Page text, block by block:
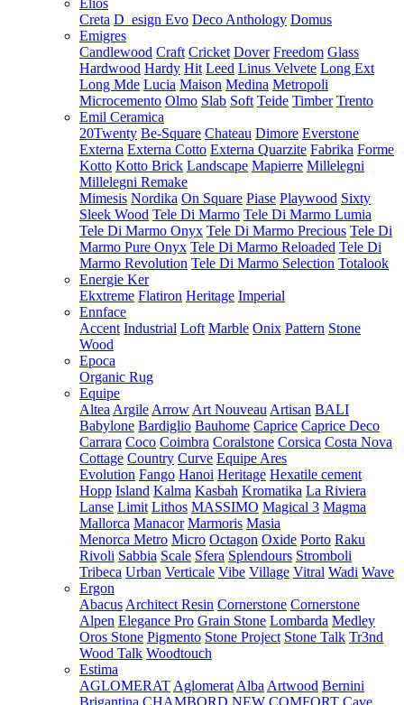
Elios
Creta D_esign Evo Deco Anthology Domus
Emigres
Candlewood Craft Cricket Dover Freedom Glass
Hardwood Hardy Hit Leed Linus Velvete Long Ext
Long Mde Lucia Maison Medina Metropoli
Microcemento Olmo Slab Soft Teide Timber Trento
Emil Ceramica
20Twenty Be-Square Chateau Dimore Everstone
Externa Externa Cotto Externa Quarzite Fabrika Forme
Kotto Kotto Brick Landscape Mapierre Millelegni
Millelegni Remake
Mimesis Nordika On Square Piase Playwood Sixty
Sleek Wood Tele Di Marmo Tele Di Marmo Lumia
Tele Di Marmo Onyx Tele Di Marmo Precious Tele Di
Marmo Pure Onyx Tele Di Marmo Reloaded Tele Di
Marmo Revolution Tele Di Marmo Selection Totalook
Energie Ker
Ekxtreme Flatiron Heritage Imperial
Ennface
Accent Industrial Loft Marble Onix Pattern Stone
Wood
Epoca
Organic Rug
Equipe
Altea Argile Arrow Art Nouveau Artisan BALI
Babylone Bardiglio Bauhome Caprice Caprice Deco
Carrara Coco Coimbra Coralstone Corsica Costa Nova
Cottage Country Curve Equipe Ares
Evolution Fango Hanoi Heritage Hexatile cement
Hopp Island Kalma Kasbah Kromatika La Riviera
Lanse Limit Lithos MASSIMO Magical 3 Magma
Mallorca Manacor Marmoris Masia
Menorca Metro Micro Octagon Oxide Porto Raku
Rivoli Sabbia Scale Sfera Splendours Stromboli
Tribeca Urban Verticale Vibe Village Vitral Wadi Wave
Ergon
Abacus Architect Resin Cornerstone Cornerstone
Alpen Elegance Pro Grain Stone Lombarda Medley
Oros Stone Pigmento Stone Project Stone Talk Tr3nd
Wood Talk Woodtouch
Estima
AGLOMERAT Aglomerat Alba Artwood Bernini